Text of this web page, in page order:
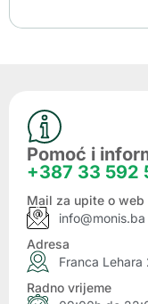
Pomoć i
+387 33 592
Mail za upite o web
info@monis.ba
Adresa
Franca
Radno vrijeme